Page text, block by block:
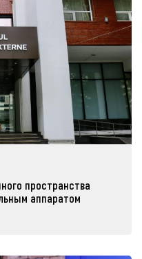
пространства
аппаратом